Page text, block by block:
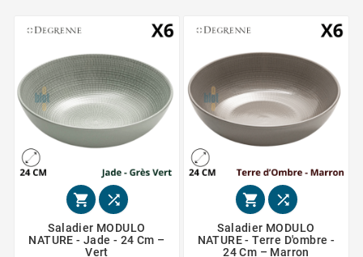
 
Saladier MODULO
NATURE - Jade - 24 Cm –
Vert
 
Saladier MODULO
NATURE - Terre D'ombre -
24 Cm – Marron